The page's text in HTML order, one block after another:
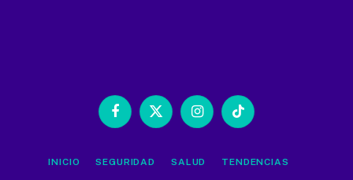
Facebook
X
InstagramTikTok
INICIO SEGURIDAD SALUD TENDENCIAS